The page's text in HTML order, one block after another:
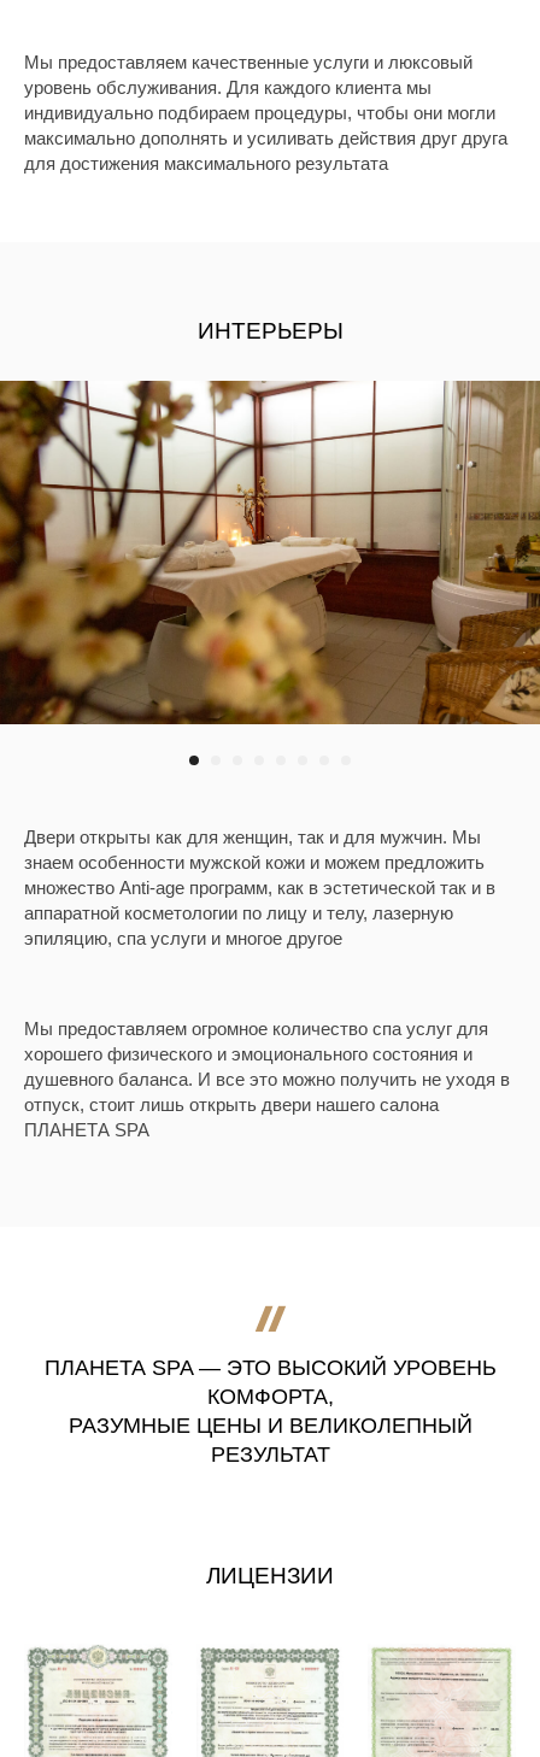
Мы предоставляем качественные услуги и люксовый
уровень обслуживания. Для каждого клиента мы
индивидуально подбираем процедуры, чтобы они могли
максимально дополнять и усиливать действия друг друга
для достижения максимального результата
ИНТЕРЬЕРЫ
Двери открыты как для женщин, так и для мужчин. Мы
знаем особенности мужской кожи и можем предложить
множество Anti-age программ, как в эстетической так и в
аппаратной косметологии по лицу и телу, лазерную
эпиляцию, спа услуги и многое другое
Мы предоставляем огромное количество спа услуг для
хорошего физического и эмоционального состояния и
душевного баланса. И все это можно получить не уходя в
отпуск, стоит лишь открыть двери нашего салона
ПЛАНЕТА SPA
ПЛАНЕТА SPA — ЭТО ВЫСОКИЙ УРОВЕНЬ
КОМФОРТА,
РАЗУМНЫЕ ЦЕНЫ И ВЕЛИКОЛЕПНЫЙ
РЕЗУЛЬТАТ
ЛИЦЕНЗИИ